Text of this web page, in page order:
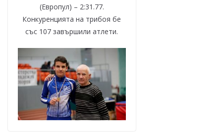
(Европул) – 2:31.77.
Конкуренцията на трибоя бе
със 107 завършили атлети.